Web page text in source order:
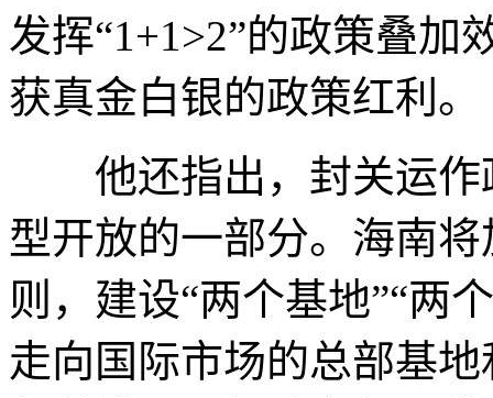
发挥“1+1>2”的政策叠加
获真金白银的政策红利。
他还指出，封关运作
型开放的一部分。海南
则，建设“两个基地”“两
走向国际市场的总部基